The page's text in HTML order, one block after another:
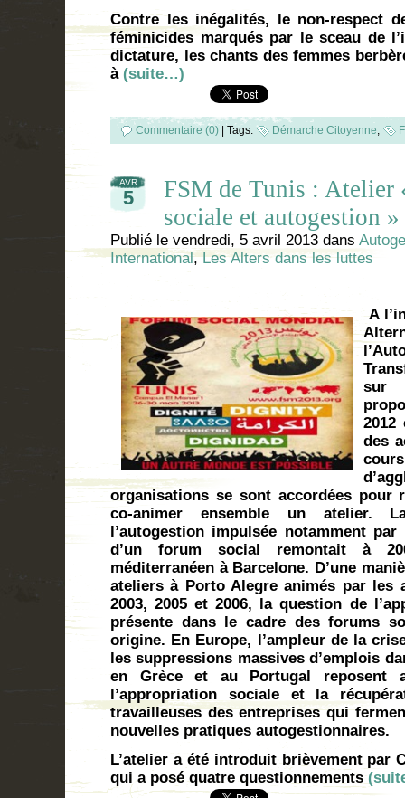
Contre les inégalités, le non-respect
féminicides marqués par le sceau de
dictature, les chants des femmes
à (suite…)
Commentaire (0) | Tags: Démarche Citoyenne,
AVR
5
FSM de Tunis : Atelier
sociale et autogestion »
Publié le vendredi, 5 avril 2013 dans
International,Les Alters dans les luttes
A
sur
2012
des
organisations se sont accordées pour
co-animer ensemble un atelier.
l’autogestion impulsée notamment
d’un forum social remontait à
méditerranéen à Barcelone. D’une
ateliers à Porto Alegre animés par les
2003, 2005 et 2006, la question de
présente dans le cadre des forums
origine. En Europe, l’ampleur de la
les suppressions massives d’emplois
en Grèce et au Portugal reposent
l’appropriation sociale et la
travailleuses des entreprises qui
nouvelles pratiques autogestionnaires.
L’atelier a été introduit brièvement par
qui a posé quatre questionnements